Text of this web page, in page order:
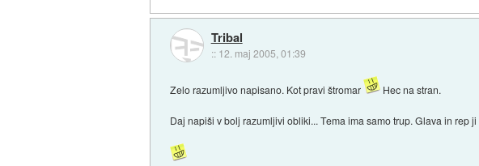
Tribal
:: 12. maj 2005, 01:39
Zelo razumljivo napisano. Kot pravi štromar Hec na stran.
Daj napiši v bolj razumljivi obliki... Tema ima samo trup. Glava in rep